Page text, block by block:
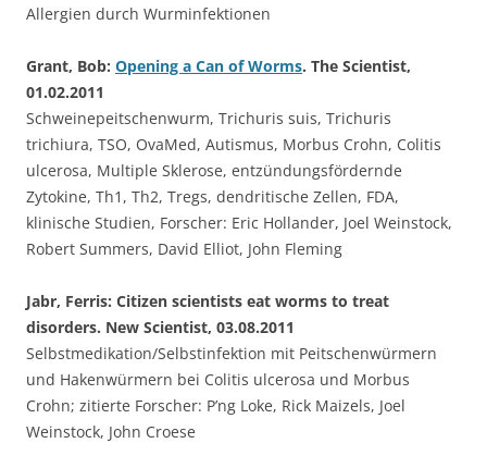
Allergien durch Wurminfektionen
Grant, Bob: Opening a Can of Worms. The Scientist,
01.02.2011
Schweinepeitschenwurm, Trichuris suis, Trichuris
trichiura, TSO, OvaMed, Autismus, Morbus Crohn, Colitis
ulcerosa, Multiple Sklerose, entzündungsfördernde
Zytokine, Th1, Th2, Tregs, dendritische Zellen, FDA,
klinische Studien, Forscher: Eric Hollander, Joel Weinstock,
Robert Summers, David Elliot, John Fleming
Jabr, Ferris: Citizen scientists eat worms to treat
disorders. New Scientist, 03.08.2011
Selbstmedikation/Selbstinfektion mit Peitschenwürmern
und Hakenwürmern bei Colitis ulcerosa und Morbus
Crohn; zitierte Forscher: P’ng Loke, Rick Maizels, Joel
Weinstock, John Croese